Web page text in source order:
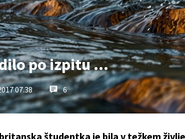
po izpitu …
07.38 6
študentka je bila v težkem